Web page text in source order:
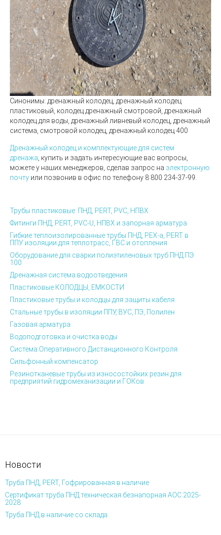
Синонимы: дренажный колодец, дренажный колодец
пластиковый, колодец дренажный смотровой, дренажный
колодец для воды, дренажный ливневый колодец, дренажный
система, смотровой колодец, дренажный колодец 400
Дренажный колодец и комплектующие для систем
дренажа , купить и задать интересующие вас вопросы,
можете у наших менеджеров, сделав запрос на электронную
почту или позвонив в офис по телефону 8 800 234-37-99.
Трубы пластиковые: ПНД, PERT, PVC, НПВХ
Фитинги ПНД, PERT, PVC-U, НПВХ и запорная арматура
Гибкие теплоизолированные трубы ПНД, PEX-а, PERT в
ППУ изоляции для теплотрасс, ГВС и отопления
Оборудование для сварки полиэтиленовых труб ПНД ПЭ
100
Дренажная система водоотведения
Пластиковые КОЛОДЦЫ, ЕМКОСТИ
Пластиковые трубы и колодцы для защиты кабеля
Стальные трубы в изоляции ППУ, ВУС, ПЭ, Полилен
Газовая арматура
Водоподготовка и очистка воды
Система Оперативного Дистанционного Контроля
Сильфонный компенсатор
Резинотканевые трубы из износостойких резин для
предприятий гидромеханизации и ГОКов
Новости
Труба ПНД, PERT, Гофрированная в наличие
Сертификат труба ПНД техническая безнапорная АОС 2025-
2028
Труба ПНД в наличие со склада